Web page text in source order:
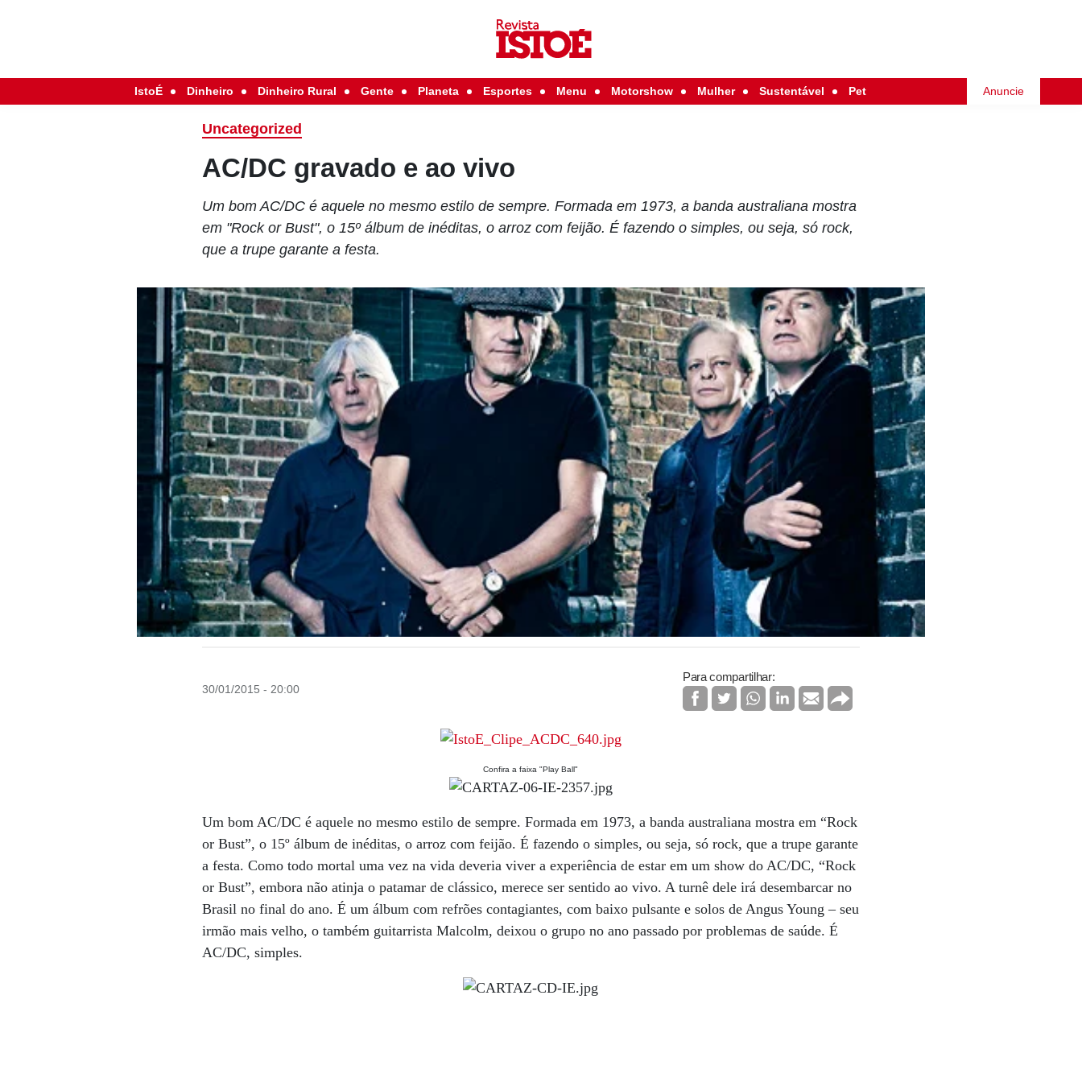
IstoÉ Dinheiro Dinheiro Rural Gente Planeta Esportes Menu Motorshow Mulher Sustentável Pet Anuncie
Uncategorized
AC/DC gravado e ao vivo
Um bom AC/DC é aquele no mesmo estilo de sempre. Formada em 1973, a banda australiana mostra
em "Rock or Bust", o 15º álbum de inéditas, o arroz com feijão. É fazendo o simples, ou seja, só rock,
que a trupe garante a festa.
30/01/2015 - 20:00
Para compartilhar:
Confira a faixa "Play Ball"
Um bom AC/DC é aquele no mesmo estilo de sempre. Formada em 1973, a banda australiana mostra em “Rock
or Bust”, o 15º álbum de inéditas, o arroz com feijão. É fazendo o simples, ou seja, só rock, que a trupe garante
a festa. Como todo mortal uma vez na vida deveria viver a experiência de estar em um show do AC/DC, “Rock
or Bust”, embora não atinja o patamar de clássico, merece ser sentido ao vivo. A turnê dele irá desembarcar no
Brasil no final do ano. É um álbum com refrões contagiantes, com baixo pulsante e solos de Angus Young – seu
irmão mais velho, o também guitarrista Malcolm, deixou o grupo no ano passado por problemas de saúde. É
AC/DC, simples.